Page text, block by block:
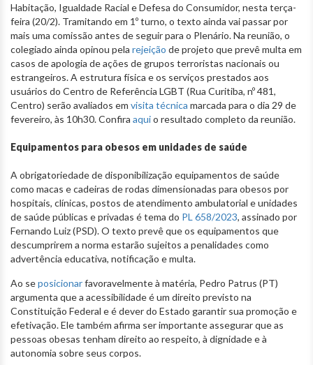
Habitação, Igualdade Racial e Defesa do Consumidor, nesta terça-
feira (20/2). Tramitando em 1º turno, o texto ainda vai passar por
mais uma comissão antes de seguir para o Plenário. Na reunião, o
colegiado ainda opinou pela rejeição de projeto que prevê multa em
casos de apologia de ações de grupos terroristas nacionais ou
estrangeiros. A estrutura física e os serviços prestados aos
usuários do Centro de Referência LGBT (Rua Curitiba, nº 481,
Centro) serão avaliados em visita técnica marcada para o dia 29 de
fevereiro, às 10h30. Confira aquio resultado completo da reunião.
Equipamentos para obesos em unidades de saúde
A obrigatoriedade de disponibilização equipamentos de saúde
como macas e cadeiras de rodas dimensionadas para obesos por
hospitais, clínicas, postos de atendimento ambulatorial e unidades
de saúde públicas e privadas é tema do PL 658/2023, assinado por
Fernando Luiz (PSD). O texto prevê que os equipamentos que
descumprirem a norma estarão sujeitos a penalidades como
advertência educativa, notificação e multa.
Ao seposicionarfavoravelmente à matéria, Pedro Patrus (PT)
argumenta que a acessibilidade é um direito previsto na
Constituição Federal e é dever do Estado garantir sua promoção e
efetivação. Ele também afirma ser importante assegurar que as
pessoas obesas tenham direito ao respeito, à dignidade e à
autonomia sobre seus corpos.